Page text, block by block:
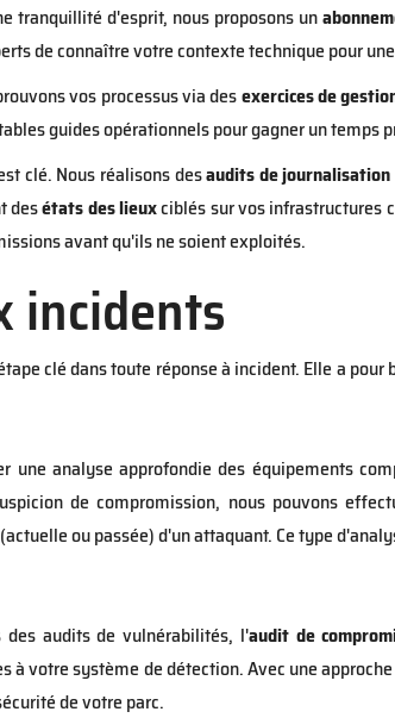
tranquillité d'esprit, nous proposons un
de connaître votre contexte technique pour
vos processus via desexercices de
guides opérationnels pour gagner un temps
clé. Nous réalisons desaudits de journalisation
desétats des lieuxciblés sur vos infrastructures
avant qu'ils ne soient exploités.
incidents
clé dans toute réponse à incident. Elle a
une analyse approfondie des équipements
de compromission, nous pouvons
ou passée) d'un attaquant. Ce type
des audits de vulnérabilités, l'audit de
à votre système de détection. Avec une
de votre parc.